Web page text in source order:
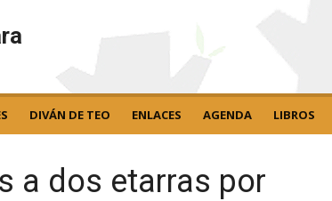
DIVÁN DE TEO ENLACES AGENDA LIBROS
a dos etarras por